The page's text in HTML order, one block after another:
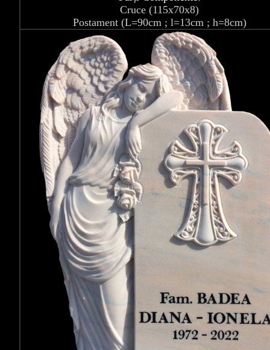
Cruce (115x70x8)
Postament (L=90cm ; l=13cm ; h=8cm)